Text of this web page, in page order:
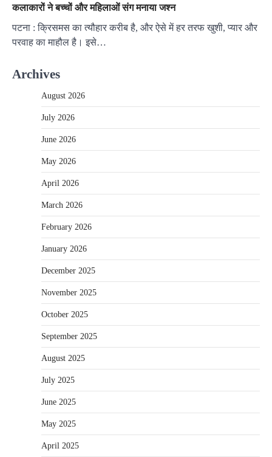
कलाकारों ने बच्चों और महिलाओं संग मनाया जश्न
पटना : क्रिसमस का त्यौहार करीब है, और ऐसे में हर तरफ खुशी, प्यार और
परवाह का माहौल है। इसे…
Archives
August 2026
July 2026
June 2026
May 2026
April 2026
March 2026
February 2026
January 2026
December 2025
November 2025
October 2025
September 2025
August 2025
July 2025
June 2025
May 2025
April 2025